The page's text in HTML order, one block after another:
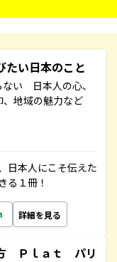
い日本のこと
い 日本人の心、
地域の魅力など
日本人にこそ伝えた
る１冊！
詳細を見る
Ｐｌａｔ パリ